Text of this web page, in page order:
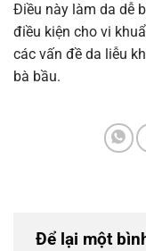
Điều này làm da dễ
điều kiện cho vi
các vấn đề da liễu
bà bầu.
Để lại một